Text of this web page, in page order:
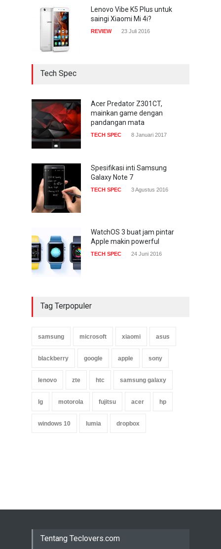
Lenovo Vibe K5 Plus untuk
saingi Xiaomi Mi 4i?
REVIEW 23 Juli 2016
Tech Spec
Acer Predator Z301CT,
mainkan game dengan
pandangan mata
TECH SPEC 8 Januari 2017
Spesifikasi inti Samsung
Galaxy Note 7
TECH SPEC 3 Agustus 2016
WatchOS 3 buat jam pintar
Apple makin powerful
TECH SPEC 24 Juni 2016
Tag Terpopuler
samsung microsoft xiaomi asus
blackberry google apple sony
lenovo zte htc samsung galaxy
lg motorola fujitsu acer hp
windows 10 lumia dropbox
Tentang Teclovers.com